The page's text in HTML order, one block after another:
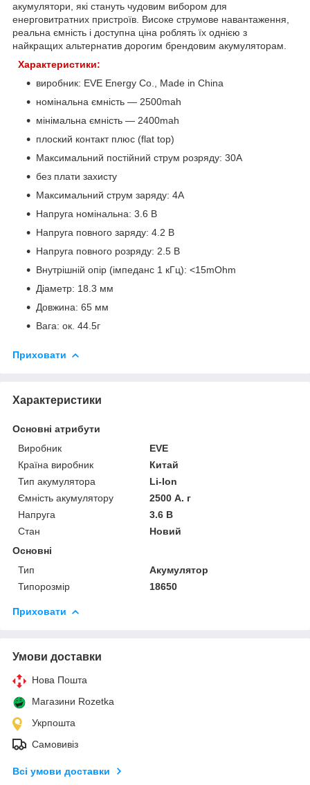
акумулятори, які стануть чудовим вибором для
енерговитратних пристроїв. Високе струмове навантаження,
реальна ємність і доступна ціна роблять їх однією з
найкращих альтернатив дорогим брендовим акумуляторам.
Характеристики:
виробник: EVE Energy Co., Made in China
номінальна ємність — 2500mah
мінімальна ємність — 2400mah
плоский контакт плюс (flat top)
Максимальний постійний струм розряду: 30A
без плати захисту
Максимальний струм заряду: 4A
Напруга номінальна: 3.6 В
Напруга повного заряду: 4.2 В
Напруга повного розряду: 2.5 В
Внутрішній опір (імпеданс 1 кГц): <15mOhm
Діаметр: 18.3 мм
Довжина: 65 мм
Вага: ок. 44.5г
Приховати
Характеристики
Основні атрибути
Виробник
EVE
Країна виробник
Китай
Тип акумулятора
Li-Ion
Ємність акумулятору
2500 А. г
Напруга
3.6 В
Стан
Новий
Основні
Тип
Акумулятор
Типорозмір
18650
Приховати
Умови доставки
Нова Пошта
Магазини Rozetka
Укрпошта
Самовивіз
Всі умови доставки